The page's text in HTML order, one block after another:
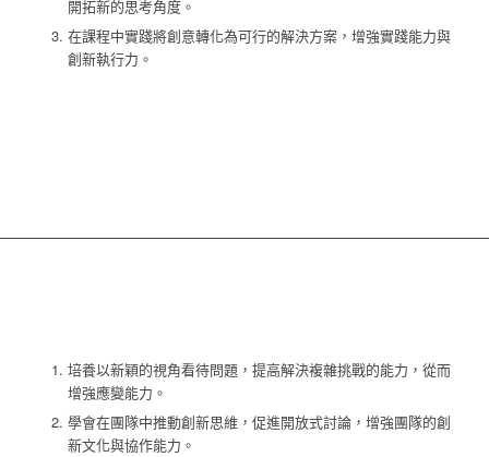
開拓新的思考角度。
在課程中實踐將創意轉化為可行的解決方案，增強實踐能力與
創新執行力。
培養以新穎的視角看待問題，提高解決複雜挑戰的能力，從而
增強應變能力。
學會在團隊中推動創新思維，促進開放式討論，增強團隊的創
新文化與協作能力。